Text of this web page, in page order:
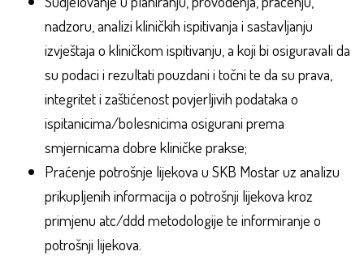
nadzoru, analizi kliničkih ispitivanja i sastavljanju
izvještaja o kliničkom ispitivanju, a koji bi osiguravali da
su podaci i rezultati pouzdani i točni te da su prava,
integritet i zaštićenost povjerljivih podataka o
ispitanicima/bolesnicima osigurani prema
smjernicama dobre kliničke prakse;
Praćenje potrošnje lijekova u SKB Mostar uz analizu
prikupljenih informacija o potrošnji lijekova kroz
primjenu atc/ddd metodologije te informiranje o
potrošnji lijekova.